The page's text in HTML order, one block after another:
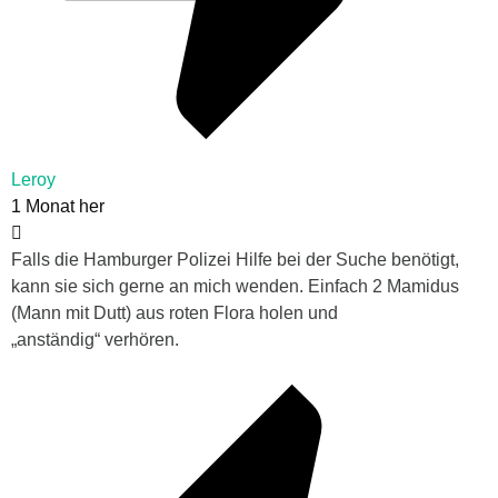
Leroy
1 Monat her
Falls die Hamburger Polizei Hilfe bei der Suche benötigt,
kann sie sich gerne an mich wenden. Einfach 2 Mamidus
(Mann mit Dutt) aus roten Flora holen und
„anständig“ verhören.